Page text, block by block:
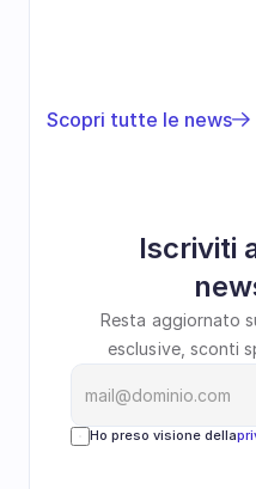
Scopri tutte le news
Iscriviti
Resta aggiornato
esclusive, sconti
Ho preso visione della